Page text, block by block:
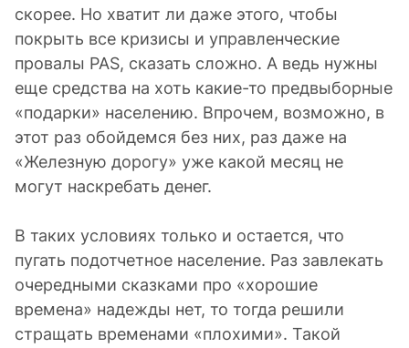
скорее. Но хватит ли даже этого, чтобы
покрыть все кризисы и управленческие
провалы PAS, сказать сложно. А ведь нужны
еще средства на хоть какие-то предвыборные
«подарки» населению. Впрочем, возможно, в
этот раз обойдемся без них, раз даже на
«Железную дорогу» уже какой месяц не
могут наскребать денег.
В таких условиях только и остается, что
пугать подотчетное население. Раз завлекать
очередными сказками про «хорошие
времена» надежды нет, то тогда решили
стращать временами «плохими». Такой